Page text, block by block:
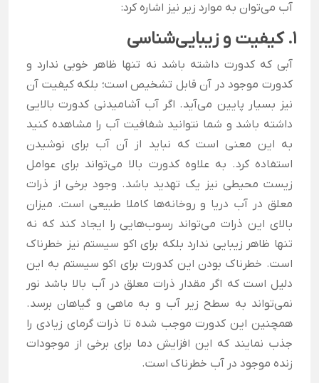
آب می‌توان به موارد زیر نیز اشاره کرد:
1. کیفیت و زیبایی‌شناسی
آبی که کدورت داشته باشد نه تنها ظاهر خوبی ندارد و
کدورت موجود در آن قابل تشخیص است؛ بلکه کیفیت آن
نیز بسیار پایین می‌آید. اگر آب آشامیدنی کدورت بالایی
داشته باشد و شما نتوانید شفافیت آب را مشاهده کنید
به این معنی است که نباید از آن آب برای نوشیدن
استفاده کرد. به علاوه کدورت بالا می‌تواند برای عوامل
زیست محیطی نیز یک تهدید باشد. وجود برخی از ذرات
معلق در آب‌ دریا و روخانه‌ها کاملا طبیعی است. میزان
بالای این ذرات می‌تواند رسوب‌هایی را ایجاد کند که نه
تنها ظاهر زیبایی ندارد بلکه برای اکو سیستم نیز خطرناک
است. خطرناک بودن این کدورت برای اکو سیستم به این
دلیل است که اگر مقدار ذرات معلق در آب بالا باشد نور
نمی‌تواند به سطح زیر آب و به ماهی و گیاهان برسد.
همچنین این کدورت موجب شده تا ذرات گرمای زیادی را
جذب نمایند که این افزایش دما برای برخی از موجودات
زنده موجود در آب خطرناک است.